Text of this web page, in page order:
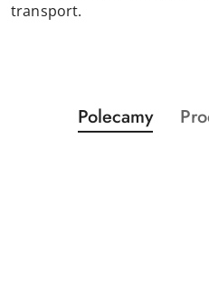
transport.
Pomiń karuzelę
Produkty
o
Polecamy